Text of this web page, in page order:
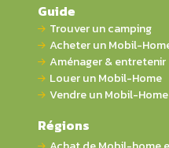
Guide
Trouver un camping
Acheter un Mobil-
Aménager & entretenir
Louer un Mobil-Home
Vendre un Mobil-Home
Régions